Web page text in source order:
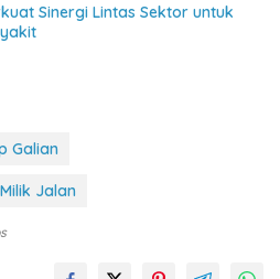
Sinergi Lintas Sektor untuk
Galian
Jalan